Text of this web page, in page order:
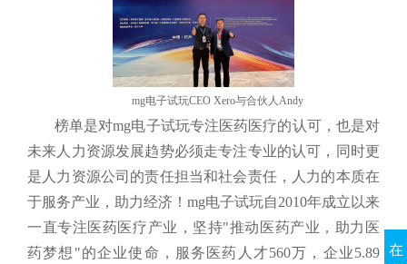
mg电子试玩CEO Xero与合伙人Andy
榜单是对mg电子试玩专注医药医疗的认可，也是对
未来人力资源发展趋势必须走专注专业的认可，同时更
是人力资源公司的责任担当和社会责任，人力的本质在
于服务产业，助力经济！mg电子试玩自2010年成立以来
一直专注医药医疗产业，坚持"推动医药产业，助力医
药梦想"的企业使命，服务医药人才560万，企业5.89 在